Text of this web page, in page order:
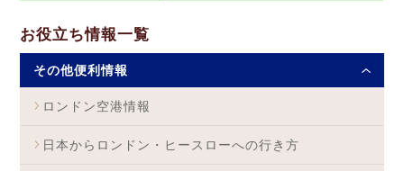
お役立ち情報一覧
その他便利情報
ロンドン空港情報
日本からロンドン・ヒースローへの行き方